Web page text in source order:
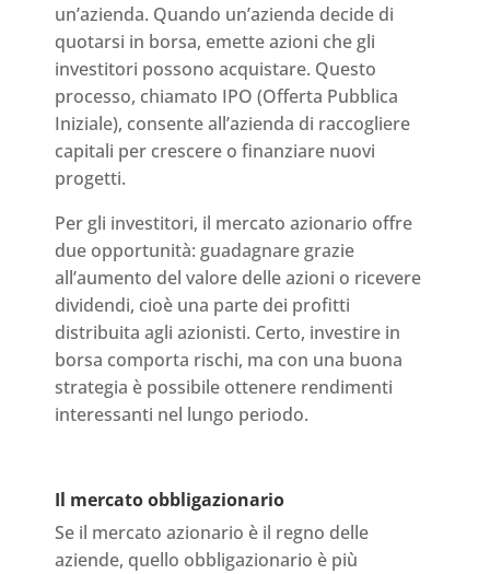
un’azienda. Quando un’azienda decide di
quotarsi in borsa, emette azioni che gli
investitori possono acquistare. Questo
processo, chiamato IPO (Offerta Pubblica
Iniziale), consente all’azienda di raccogliere
capitali per crescere o finanziare nuovi
progetti.
Per gli investitori, il mercato azionario offre
due opportunità: guadagnare grazie
all’aumento del valore delle azioni o ricevere
dividendi, cioè una parte dei profitti
distribuita agli azionisti. Certo, investire in
borsa comporta rischi, ma con una buona
strategia è possibile ottenere rendimenti
interessanti nel lungo periodo.
Il mercato obbligazionario
Se il mercato azionario è il regno delle
aziende, quello obbligazionario è più